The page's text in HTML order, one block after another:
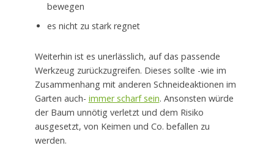
bewegen
es nicht zu stark regnet
Weiterhin ist es unerlässlich, auf das passende
Werkzeug zurückzugreifen. Dieses sollte -wie im
Zusammenhang mit anderen Schneideaktionen im
Garten auch- immer scharf sein. Ansonsten würde
der Baum unnötig verletzt und dem Risiko
ausgesetzt, von Keimen und Co. befallen zu
werden.